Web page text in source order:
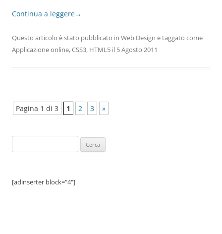
Continua a leggere→
Questo articolo è stato pubblicato in Web Design e taggato come
Applicazione online,CSS3, HTML5 il 5 Agosto 2011
Pagina 1 di 3 1 2 3 »
per:
[adinserter block="4"]